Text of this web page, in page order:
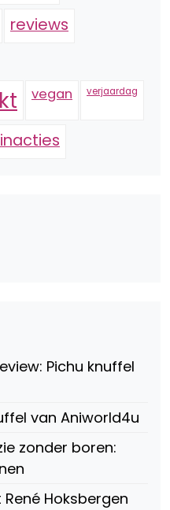
reviews
vegan verjaardag
Pichu knuffel
van Aniworld4u
zonder boren:
Hoksbergen